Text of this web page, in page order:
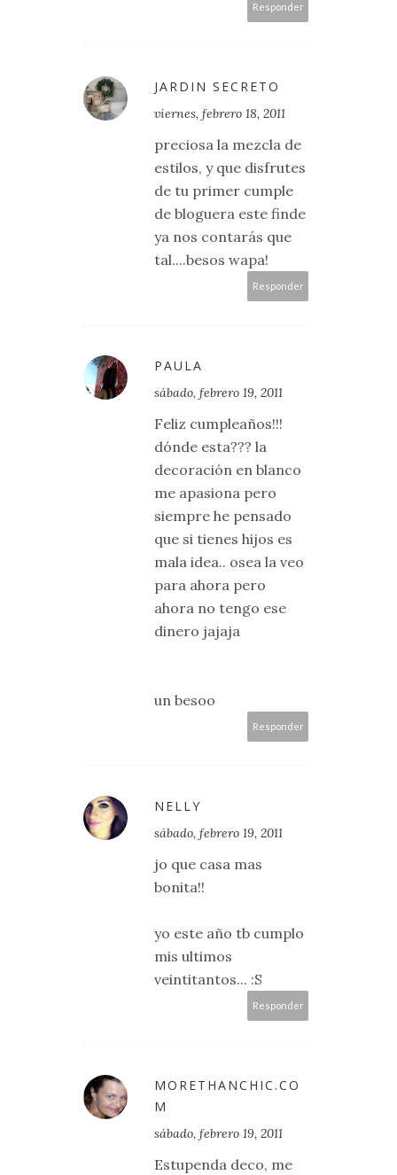
Responder
JARDIN SECRETO
viernes, febrero 18, 2011
preciosa la mezcla de
estilos, y que disfrutes
de tu primer cumple
de bloguera este finde
ya nos contarás que
tal....besos wapa!
Responder
PAULA
sábado, febrero 19, 2011
Feliz cumpleaños!!!
dónde esta??? la
decoración en blanco
me apasiona pero
siempre he pensado
que si tienes hijos es
mala idea.. osea la veo
para ahora pero
ahora no tengo ese
dinero jajaja
un besoo
Responder
NELLY
sábado, febrero 19, 2011
jo que casa mas
bonita!!
yo este año tb cumplo
mis ultimos
veintitantos... :S
Responder
MORETHANCHIC.CO
M
sábado, febrero 19, 2011
Estupenda deco, me